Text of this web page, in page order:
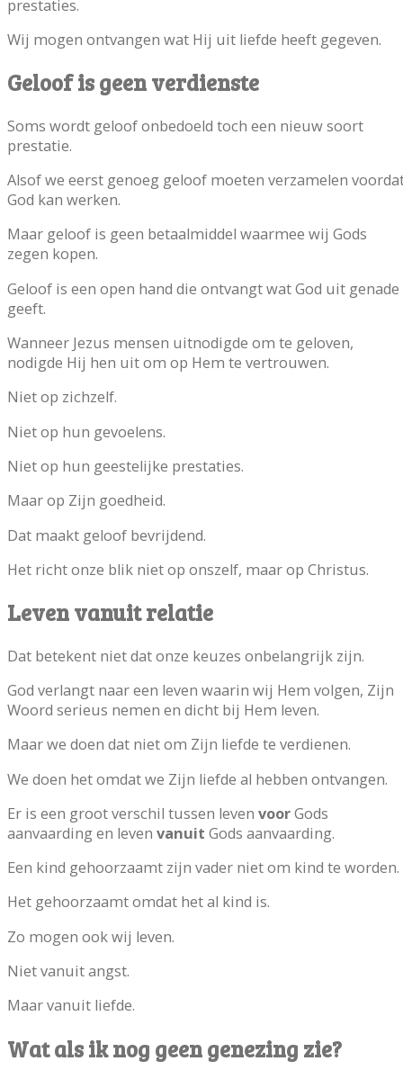
prestaties.
Wij mogen ontvangen wat Hij uit liefde heeft gegeven.
Geloof is geen verdienste
Soms wordt geloof onbedoeld toch een nieuw soort
prestatie.
Alsof we eerst genoeg geloof moeten verzamelen
God kan werken.
Maar geloof is geen betaalmiddel waarmee wij Gods
zegen kopen.
Geloof is een open hand die ontvangt wat God uit genade
geeft.
Wanneer Jezus mensen uitnodigde om te geloven,
nodigde Hij hen uit om op Hem te vertrouwen.
Niet op zichzelf.
Niet op hun gevoelens.
Niet op hun geestelijke prestaties.
Maar op Zijn goedheid.
Dat maakt geloof bevrijdend.
Het richt onze blik niet op onszelf, maar op Christus.
Leven vanuit relatie
Dat betekent niet dat onze keuzes onbelangrijk zijn.
God verlangt naar een leven waarin wij Hem volgen, Zijn
Woord serieus nemen en dicht bij Hem leven.
Maar we doen dat niet om Zijn liefde te verdienen.
We doen het omdat we Zijn liefde al hebben ontvangen.
Er is een groot verschil tussen leven voorGods
aanvaarding en leven vanuit Gods aanvaarding.
Een kind gehoorzaamt zijn vader niet om kind te worden.
Het gehoorzaamt omdat het al kind is.
Zo mogen ook wij leven.
Niet vanuit angst.
Maar vanuit liefde.
Wat als ik nog geen genezing zie?